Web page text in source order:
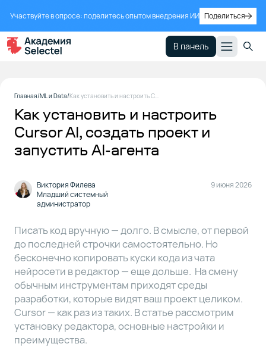
Участвуйте в опросе: поделитесь опытом внедрения ИИ Поделиться
В панель
1
требования
2
Как
установить
3
Настройки
Cursor AI
4
Файл
правил
5
Установка
расширений
под нужный
стек
Главная ML и Data Как установить и настроить Cursor AI, создать проект и запустить AI-агента
Как установить и настроить
Cursor AI, создать проект и
запустить AI-агента
Виктория Филева
Младший системный
администратор
9 июня 2026
Писать код вручную — долго. В смысле, от первой
до последней строчки самостоятельно. Но
бесконечно копировать куски кода из чата
нейросети в редактор — еще дольше. На смену
обычным инструментам приходят среды
разработки, которые видят ваш проект целиком.
Cursor — как раз из таких. В статье рассмотрим
установку редактора, основные настройки и
преимущества.